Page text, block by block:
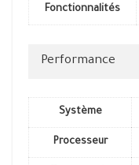
Fonctionnalités
Performance
Système
Processeur